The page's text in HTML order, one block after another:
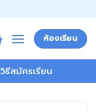
ห้องเรียน
วิธีสมัครเรียน